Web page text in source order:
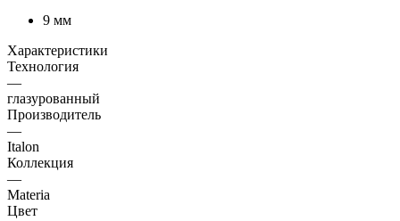
9 мм
Характеристики
Технология
—
глазурованный
Производитель
—
Italon
Коллекция
—
Materia
Цвет